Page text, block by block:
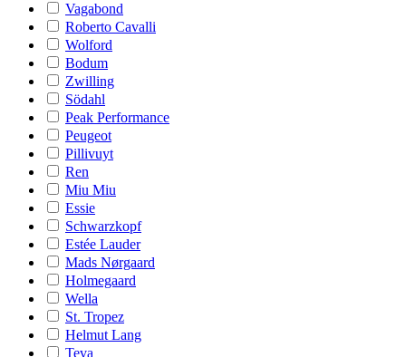
Vagabond
Roberto Cavalli
Wolford
Bodum
Zwilling
Södahl
Peak Performance
Peugeot
Pillivuyt
Ren
Miu Miu
Essie
Schwarzkopf
Estée Lauder
Mads Nørgaard
Holmegaard
Wella
St. Tropez
Helmut Lang
Teva